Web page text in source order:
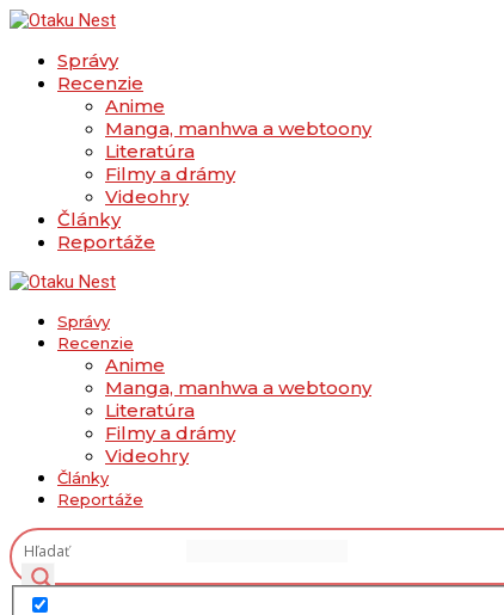
Správy
Recenzie
Anime
Manga, manhwa a webtoony
Literatúra
Filmy a drámy
Videohry
Články
Reportáže
Správy
Recenzie
Anime
Manga, manhwa a webtoony
Literatúra
Filmy a drámy
Videohry
Články
Reportáže
Tag: